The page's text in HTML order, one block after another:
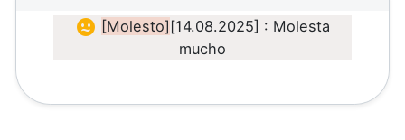
[Molesto] [14.08.2025] : Molesta
mucho